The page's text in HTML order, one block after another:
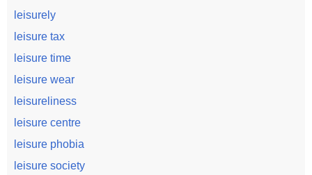
leisurely
leisure tax
leisure time
leisure wear
leisureliness
leisure centre
leisure phobia
leisure society